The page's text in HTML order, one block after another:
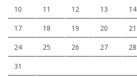
10 11 12 13 14
17 18 19 20 21
24 25 26 27 28
31